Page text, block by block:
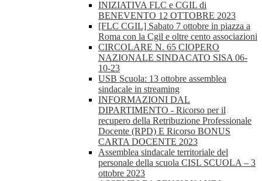
INIZIATIVA FLC e CGIL di
BENEVENTO 12 OTTOBRE 2023
[FLC CGIL] Sabato 7 ottobre in piazza a
Roma con la Cgil e oltre cento associazioni
CIRCOLARE N. 65 CIOPERO
NAZIONALE SINDACATO SISA 06-
10-23
USB Scuola: 13 ottobre assemblea
sindacale in streaming
INFORMAZIONI DAL
DIPARTIMENTO - Ricorso per il
recupero della Retribuzione Professionale
Docente (RPD) E Ricorso BONUS
CARTA DOCENTE 2023
Assemblea sindacale territoriale del
personale della scuola CISL SCUOLA – 3
ottobre 2023